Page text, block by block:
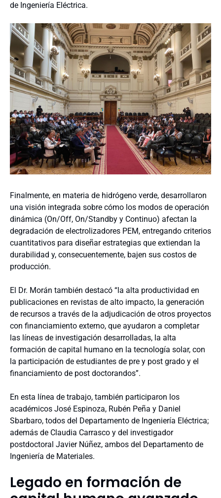
de Ingeniería Eléctrica.
Finalmente, en materia de hidrógeno verde, desarrollaron
una visión integrada sobre cómo los modos de operación
dinámica (On/Off, On/Standby y Continuo) afectan la
degradación de electrolizadores PEM, entregando criterios
cuantitativos para diseñar estrategias que extiendan la
durabilidad y, consecuentemente, bajen sus costos de
producción.
El Dr. Morán también destacó “la alta productividad en
publicaciones en revistas de alto impacto, la generación
de recursos a través de la adjudicación de otros proyectos
con financiamiento externo, que ayudaron a completar
las líneas de investigación desarrolladas, la alta
formación de capital humano en la tecnología solar, con
la participación de estudiantes de pre y post grado y el
financiamiento de post doctorandos”.
En esta línea de trabajo, también participaron los
académicos José Espinoza, Rubén Peña y Daniel
Sbarbaro, todos del Departamento de Ingeniería Eléctrica;
además de Claudia Carrasco y del investigador
postdoctoral Javier Núñez, ambos del Departamento de
Ingeniería de Materiales.
Legado en formación de